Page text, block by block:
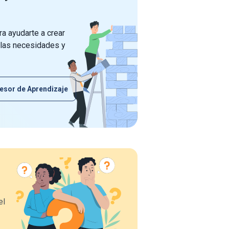
ayudarte a crear
necesidades y
de Aprendizaje